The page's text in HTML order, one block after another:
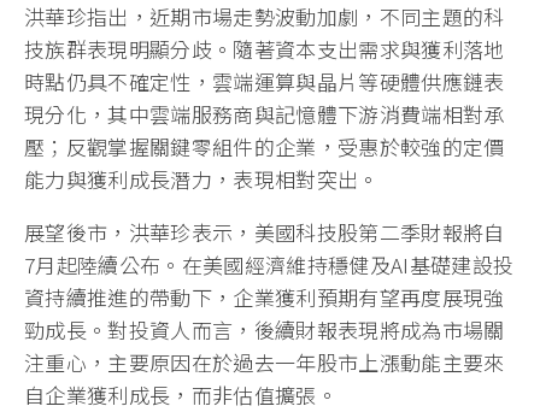
洪華珍指出，近期市場走勢波動加劇，不同主題的科
技族群表現明顯分歧。隨著資本支出需求與獲利落地
時點仍具不確定性，雲端運算與晶片等硬體供應鏈表
現分化，其中雲端服務商與記憶體下游消費端相對承
壓；反觀掌握關鍵零組件的企業，受惠於較強的定價
能力與獲利成長潛力，表現相對突出。
展望後市，洪華珍表示，美國科技股第二季財報將自
7月起陸續公布。在美國經濟維持穩健及AI基礎建設投
資持續推進的帶動下，企業獲利預期有望再度展現強
勁成長。對投資人而言，後續財報表現將成為市場關
注重心，主要原因在於過去一年股市上漲動能主要來
自企業獲利成長，而非估值擴張。